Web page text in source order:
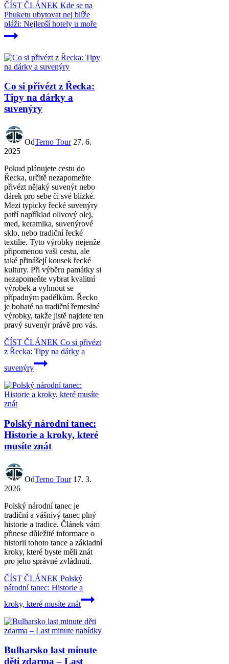
ČÍST ČLÁNEK Kde se na
Phuketu ubytovat nej blíže
pláži: Nejlepší hotely u moře
Co si přivézt z Řecka:
Tipy na dárky a
suvenýry
OdTerno Tour 27. 6.
2025
Pokud plánujete cestu do
Řecka, určitě nezapomeňte
přivézt nějaký suvenýr nebo
dárek pro sebe či své blízké.
Mezi typicky řecké suvenýry
patří například olivový olej,
med, keramika, suvenýrové
sklo, nebo tradiční řecké
textilie. Tyto výrobky nejenže
připomenou vaši cestu, ale
také přinášejí kousek řecké
kultury. Při výběru památky si
nezapomeňte vybrat kvalitní
výrobek a vyhnout se
případným padělkům. Řecko
je bohaté na tradiční řemeslné
výrobky, takže jistě najdete ten
pravý suvenýr právě pro vás.
ČÍST ČLÁNEK Co si přivézt
z Řecka: Tipy na dárky a
suvenýry
Polský národní tanec:
Historie a kroky, které
musíte znát
OdTerno Tour 17. 3.
2026
Polský národní tanec je
tradiční a vášnivý tanec plný
historie a tradice. Článek vám
přinese důležité informace o
historii tohoto tance a základní
kroky, které byste měli znát
pro jeho správné zvládnutí.
ČÍST ČLÁNEK Polský
národní tanec: Historie a
kroky, které musíte znát
Bulharsko last minute
děti zdarma – Last